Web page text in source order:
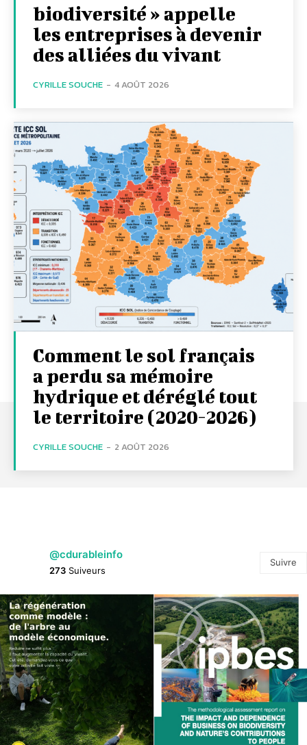
biodiversité » appelle
les entreprises à devenir
des alliées du vivant
CYRILLE SOUCHE - 4 AOÛT 2026
Comment le sol français
a perdu sa mémoire
hydrique et déréglé tout
le territoire (2020-2026)
CYRILLE SOUCHE - 2 AOÛT 2026
@cdurableinfo
273 Suiveurs
Suivre